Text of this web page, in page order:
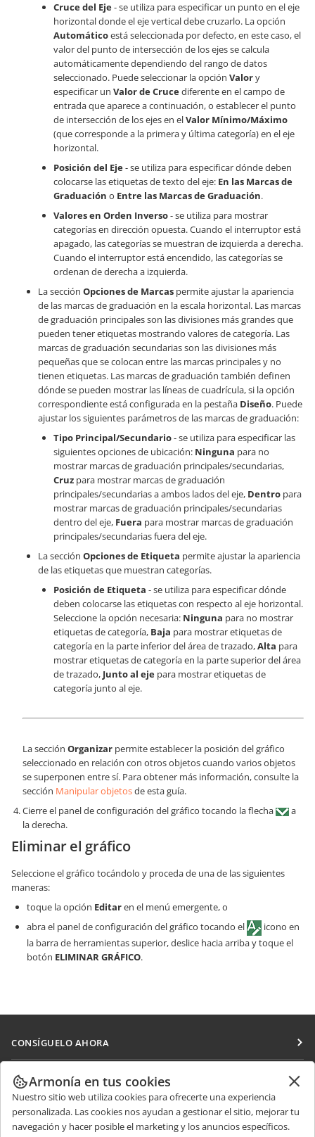
Cruce del Eje- se utiliza para especificar un punto en el eje
horizontal donde el eje vertical debe cruzarlo. La opción
Automáticoestá seleccionada por defecto, en este caso, el
valor del punto de intersección de los ejes se calcula
automáticamente dependiendo del rango de datos
seleccionado. Puede seleccionar la opción Valory
especificar un Valor de Crucediferente en el campo de
entrada que aparece a continuación, o establecer el punto
de intersección de los ejes en elValor Mínimo/Máximo
(que corresponde a la primera y última categoría) en el eje
horizontal.
Posición del Eje- se utiliza para especificar dónde deben
colocarse las etiquetas de texto del eje: En las Marcas de
Graduación o Entre las Marcas de Graduación.
Valores en Orden Inverso- se utiliza para mostrar
categorías en dirección opuesta. Cuando el interruptor está
apagado, las categorías se muestran de izquierda a derecha.
Cuando el interruptor está encendido, las categorías se
ordenan de derecha a izquierda.
La sección Opciones de Marcas permite ajustar la apariencia
de las marcas de graduación en la escala horizontal. Las marcas
de graduación principales son las divisiones más grandes que
pueden tener etiquetas mostrando valores de categoría. Las
marcas de graduación secundarias son las divisiones más
pequeñas que se colocan entre las marcas principales y no
tienen etiquetas. Las marcas de graduación también definen
dónde se pueden mostrar las líneas de cuadrícula, si la opción
correspondiente está configurada en la pestaña Diseño. Puede
ajustar los siguientes parámetros de las marcas de graduación:
Tipo Principal/Secundario- se utiliza para especificar las
siguientes opciones de ubicación: Ninguna para no
mostrar marcas de graduación principales/secundarias,
Cruz para mostrar marcas de graduación
principales/secundarias a ambos lados del eje, Dentro para
mostrar marcas de graduación principales/secundarias
dentro del eje, Fuera para mostrar marcas de graduación
principales/secundarias fuera del eje.
La sección Opciones de Etiqueta permite ajustar la apariencia
de las etiquetas que muestran categorías.
Posición de Etiqueta - se utiliza para especificar dónde
deben colocarse las etiquetas con respecto al eje horizontal.
Seleccione la opción necesaria: Ninguna para no mostrar
etiquetas de categoría, Baja para mostrar etiquetas de
categoría en la parte inferior del área de trazado,Alta para
mostrar etiquetas de categoría en la parte superior del área
de trazado, Junto al eje para mostrar etiquetas de
categoría junto al eje.
La sección Organizar permite establecer la posición del gráfico
seleccionado en relación con otros objetos cuando varios objetos
se superponen entre sí. Para obtener más información, consulte la
sección Manipular objetosde esta guía.
Cierre el panel de configuración del gráfico tocando la flecha
a
la derecha.
Eliminar el gráfico
Seleccione el gráfico tocándolo y proceda de una de las siguientes
maneras:
toque la opción Editaren el menú emergente, o
abra el panel de configuración del gráfico tocando el
icono en
la barra de herramientas superior, deslice hacia arriba y toque el
botón ELIMINAR GRÁFICO.
CONSÍGUELO AHORA
Docs
DocSpace
Workspace
COLABORAR
Para colaboradores
Para traductores
RECIBIR NOTICIAS
Blog
Armonía en tus cookies
Nuestro sitio web utiliza cookies para ofrecerte una experiencia
personalizada. Las cookies nos ayudan a gestionar el sitio, mejorar tu
navegación y hacer posible el marketing y los anuncios específicos.